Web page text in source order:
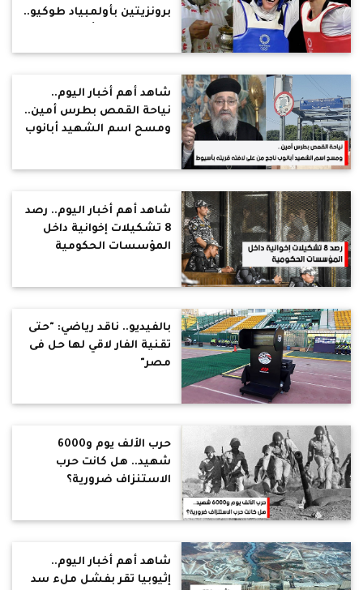
برونزيتين بأولمبياد طوكيو..
شاهد أهم أخبار اليوم..
نياحة القمص بطرس أمين..
ومسح اسم الشهيد أبانوب
شاهد أهم أخبار اليوم.. رصد
8 تشكيلات إخوانية داخل
المؤسسات الحكومية
بالفيديو.. ناقد رياضي: "حتى
تقنية الفار لاقي لها حل فى
مصر"
حرب الألف يوم و6000
شهيد.. هل كانت حرب
الاستنزاف ضرورية؟
شاهد أهم أخبار اليوم..
إثيوبيا تقر بفشل ملء سد